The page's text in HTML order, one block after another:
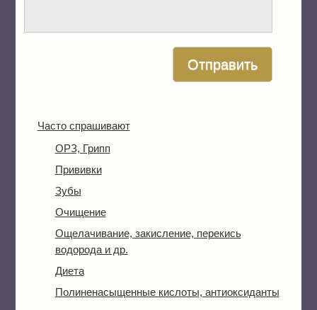
Часто спрашивают
ОРЗ, Грипп
Прививки
Зубы
Очищение
Ощелачивание, закисление, перекись
водорода и др.
Диета
Полиненасыщенные кислоты, антиоксиданты